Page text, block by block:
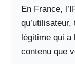
En France,
légitime qui a
contenu que